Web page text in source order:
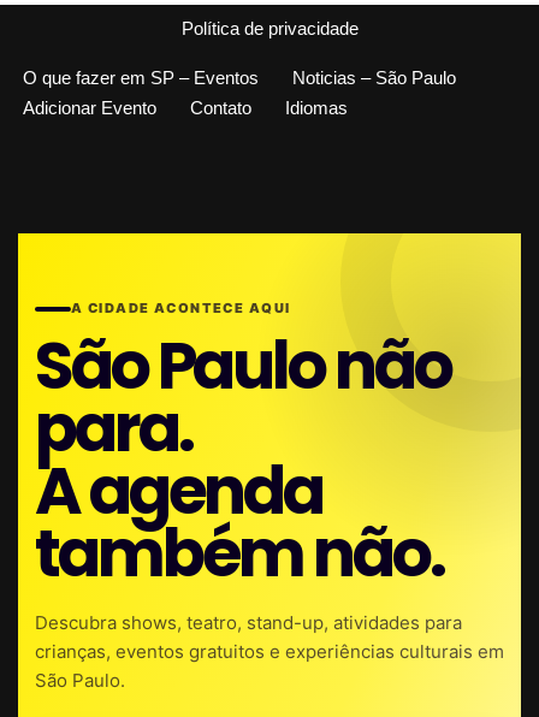
Política de privacidade
O que fazer em SP – Eventos
Noticias – São Paulo
Adicionar Evento
Contato Idiomas
A CIDADE ACONTECE AQUI
São Paulo não
para.
A agenda
também não.
Descubra shows, teatro, stand-up, atividades para
crianças, eventos gratuitos e experiências culturais em
São Paulo.